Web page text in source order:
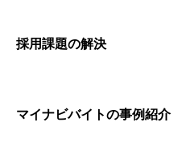
採用課題の解決
マイナビバイトの事例紹介